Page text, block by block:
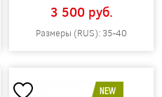
3 500 pуб.
Размеры (RUS): 35-40
NEW